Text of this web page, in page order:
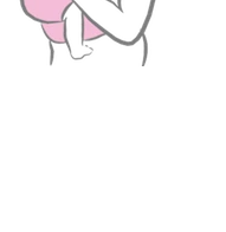
Následující